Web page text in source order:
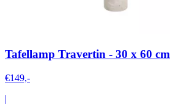
Tafellamp Travertin - 30 x 60 cm
€149,-
|